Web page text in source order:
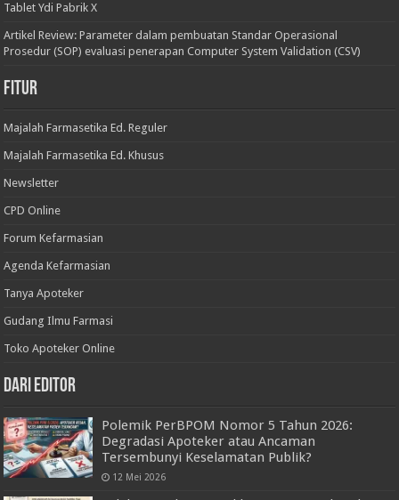
Tablet Ydi Pabrik X
Artikel Review: Parameter dalam pembuatan Standar Operasional
Prosedur (SOP) evaluasi penerapan Computer System Validation (CSV)
Fitur
Majalah Farmasetika Ed. Reguler
Majalah Farmasetika Ed. Khusus
Newsletter
CPD Online
Forum Kefarmasian
Agenda Kefarmasian
Tanya Apoteker
Gudang Ilmu Farmasi
Toko Apoteker Online
Dari Editor
Polemik PerBPOM Nomor 5 Tahun 2026:
Degradasi Apoteker atau Ancaman
Tersembunyi Keselamatan Publik?
12 Mei 2026